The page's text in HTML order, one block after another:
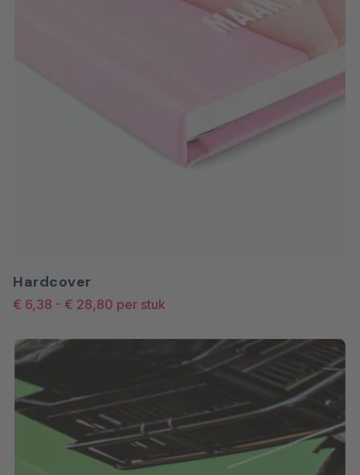
Hardcover
€ 6,38 - € 28,80 per stuk